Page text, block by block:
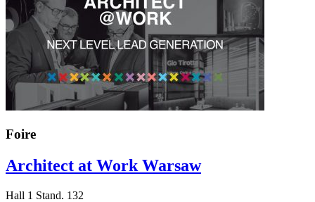
Foire
Architect at Work Warsaw
Hall 1 Stand. 132